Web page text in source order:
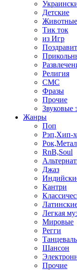
Детские
Тик ток
из Игр
Религия
СМС
Фразы
Прочие
Звуковые
Жанры
Поп
Рэп,Хип-
Рок,Метал
RnB,Soul
Джаз
Кантри
Легкая
Мировые
Регги
Шансон
Прочие